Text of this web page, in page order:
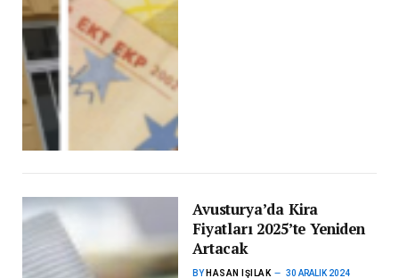
Avusturya’da Kira
Fiyatları 2025’te Yeniden
Artacak
BY HASAN IŞILAK 30 ARALIK 2024